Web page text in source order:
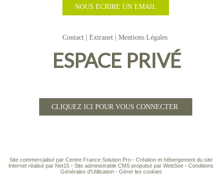
NOUS ECRIRE UN EMAIL
Contact Extranet Mentions Légales
ESPACE PRIVÉ
CLIQUEZ ICI POUR VOUS CONNECTER
Site commercialisé par Centre France Solution Pro - Création et hébergement du site
Internet réalisé par Net15 - Site administrable CMS propulsé par WebSee - Conditions
Générales d'Utilisation- Gérer les cookies